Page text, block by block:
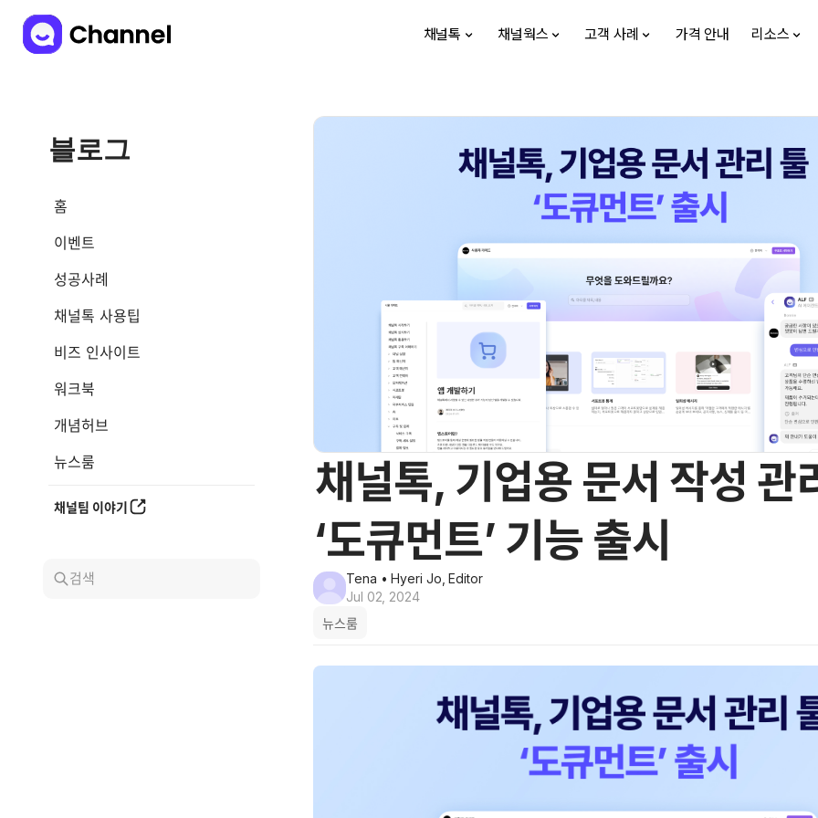
채널톡 채널웍스 고객 사례 가격 안내 리소스
블로그
홈
이벤트
성공사례
채널톡 사용팁
비즈 인사이트
워크북
개념허브
뉴스룸
채널팀 이야기
검색
채널톡, 기업용 문서 작성 관
‘도큐먼트’ 기능 출시
Tena • Hyeri Jo, Editor
Jul 02, 2024
뉴스룸